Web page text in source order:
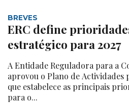
BREVES
ERC define
estratégico para 2027
A Entidade Reguladora para a
aprovou o Plano de Actividades
que estabelece as principais
para o...